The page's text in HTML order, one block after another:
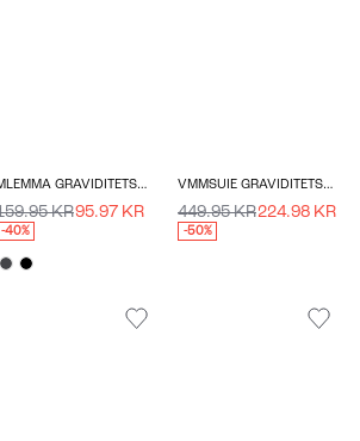
MLEMMA GRAVIDITETSNEDERDEL
KR95.97 KR
-40%
VMMSUIE GRAVIDITETSKJOLE
449.95 KR224.98 KR
-50%